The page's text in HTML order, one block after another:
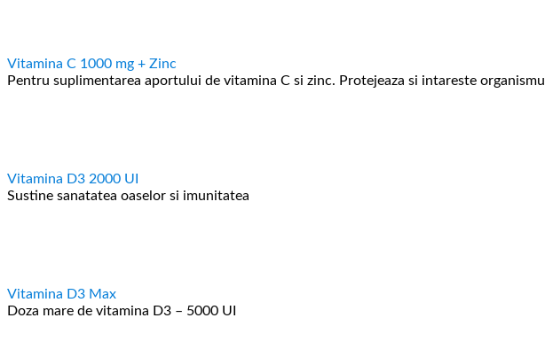
Vitamina C 1000 mg + Zinc
Pentru suplimentarea aportului de vitamina C si zinc. Protejeaza si intareste organismul
Vitamina D3 2000 UI
Sustine sanatatea oaselor si imunitatea
Vitamina D3 Max
Doza mare de vitamina D3 – 5000 UI